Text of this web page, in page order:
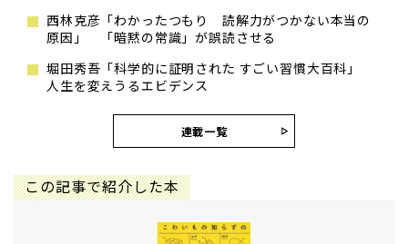
西林克彦「わかったつもり 読解力がつかない本当の
原因」 「暗黙の常識」が誤読させる
堀田秀吾「科学的に証明された すごい習慣大百科」
人生を変えうるエビデンス
連載一覧
この記事で紹介した本